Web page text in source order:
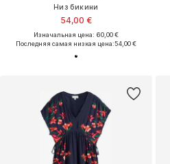
Низ бикини
54,00 €
Изначальная цена: 60,00 €
Последняя самая низкая цена:54,00 €